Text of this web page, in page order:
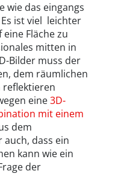
wie das eingangs
ist viel leichter
Fläche zu
mitten in
Bilder muss der
dem räumlichen
reflektieren
eine3D-
mit einem
dem
dass ein
kann wie ein
der